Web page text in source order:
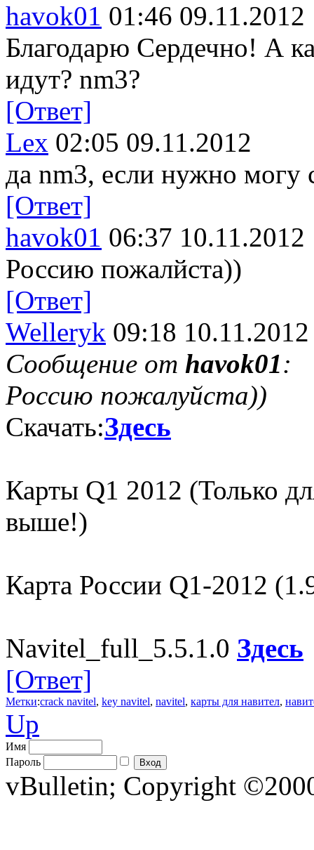
havok01 01:46 09.11.2012
Благодарю Сердечно! А
идут? nm3?
[Ответ]
Lex 02:05 09.11.2012
да nm3, если нужно могу
[Ответ]
havok01 06:37 10.11.2012
Россию пожалйста))
[Ответ]
Welleryk 09:18 10.11.2012
Сообщение от havok01:
Россию пожалуйста))
Скачать:Здесь
Карты Q1 2012 (Только
выше!)
Карта России Q1-2012
Navitel_full_5.5.1.0 Здесь
[Ответ]
Метки:crack navitel, key navitel, navitel, карты для навител,
Up
Имя
Пароль
vBulletin; Copyright